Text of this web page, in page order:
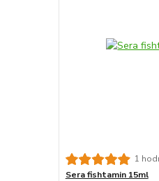
1
Sera fishtamin 15ml